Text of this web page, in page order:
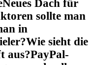
Neues Dach für
sollte man
in
Wie sieht die
aus?PayPal-